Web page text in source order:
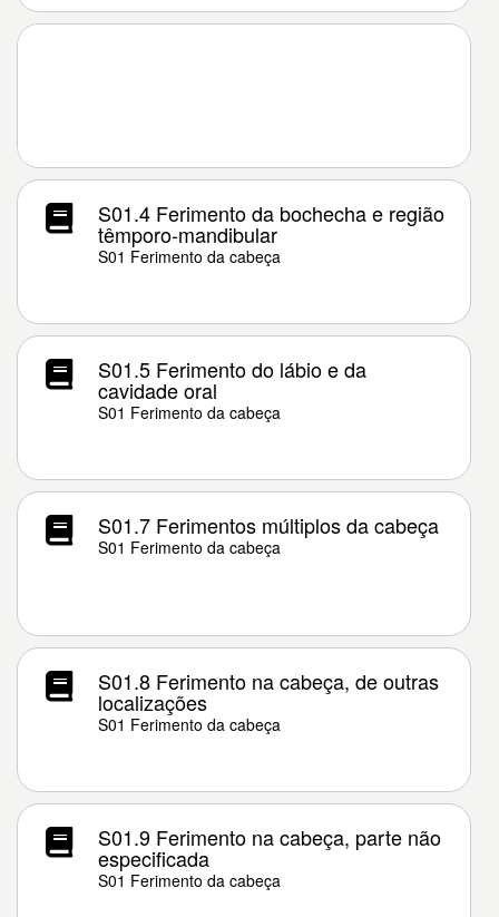
S01.4 Ferimento da bochecha e região
têmporo-mandibular
S01 Ferimento da cabeça
S01.5 Ferimento do lábio e da
cavidade oral
S01 Ferimento da cabeça
S01.7 Ferimentos múltiplos da cabeça
S01 Ferimento da cabeça
S01.8 Ferimento na cabeça, de outras
localizações
S01 Ferimento da cabeça
S01.9 Ferimento na cabeça, parte não
especificada
S01 Ferimento da cabeça